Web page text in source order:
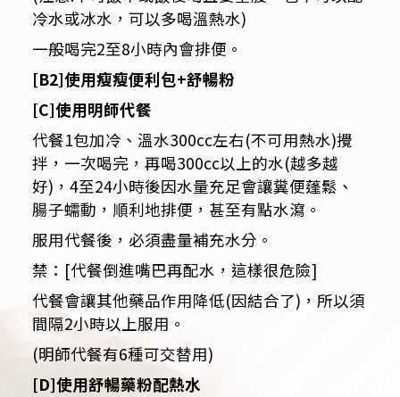
冷水或冰水，可以多喝溫熱水)
一般喝完2至8小時內會排便。
[B2]使用瘦瘦便利包+舒暢粉
[C]使用明師代餐
代餐1包加冷、溫水300cc左右(不可用熱水)攪
拌，一次喝完，再喝300cc以上的水(越多越
好)，4至24小時後因水量充足會讓糞便蓬鬆、
腸子蠕動，順利地排便，甚至有點水瀉。
服用代餐後，必須盡量補充水分。
禁：[代餐倒進嘴巴再配水，這樣很危險]
代餐會讓其他藥品作用降低(因結合了)，所以須
間隔2小時以上服用。
(明師代餐有6種可交替用)
[D]使用舒暢藥粉配熱水